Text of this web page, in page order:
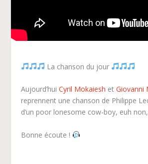
La chanson du jour
Aujourd’huiCyril Mokaiesh etGiovanni
reprennent une chanson de Philippe
d’un poor lonesome cow-boy, euh
Bonne écoute !